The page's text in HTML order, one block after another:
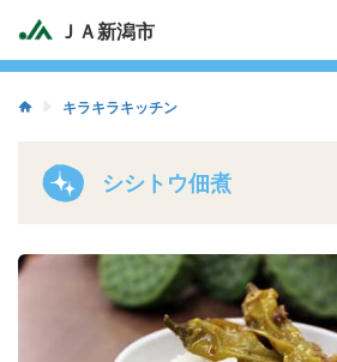
ＪＡ新潟市
キラキラキッチン
シシトウ佃煮